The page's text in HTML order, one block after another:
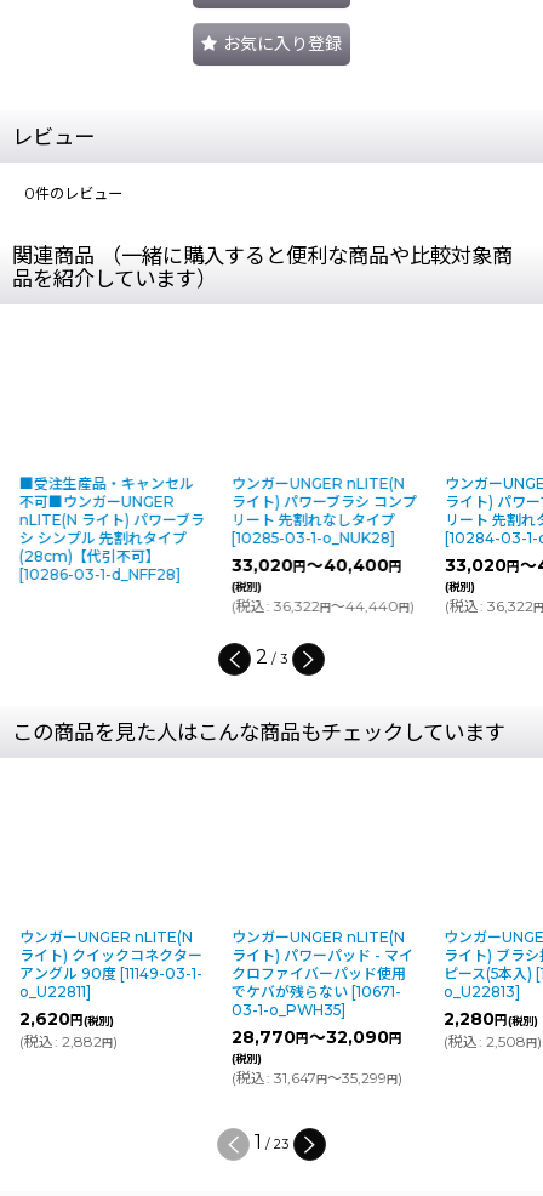
お気に入り登録
レビュー
0件のレビュー
関連商品 （一緒に購入すると便利な商品や比較対象商
品を紹介しています）
■受注生産品・キャンセル
不可■ウンガーUNGER
nLITE(N ライト) パワーブラ
シ シンプル 先割れタイプ
(28cm)【代引不可】
[10286-03-1-d_NFF28]
ウンガーUNGER nLITE(N
ライト) パワーブラシ コンプ
リート 先割れなしタイプ
[10285-03-1-o_NUK28]
33,020円～40,400円
(税別)
(税込: 36,322円～44,440円)
ウンガー
ライト) パワ
リート 先割れ
[10284-03-1-
33,020円
(税別)
(税込: 36,322円
2 / 3
この商品を見た人はこんな商品もチェックしています
ウンガーUNGER nLITE(N
ライト) クイックコネクター
アングル 90度 [11149-03-1-
o_U22811]
2,620円(税別)
(税込: 2,882円)
ウンガーUNGER nLITE(N
ライト) パワーパッド - マイ
クロファイバーパッド使用
でケバが残らない [10671-
03-1-o_PWH35]
28,770円～32,090円
(税別)
(税込: 31,647円～35,299円)
ウンガー
ライト) ブラ
ピース(5本入) [
o_U22813]
2,280円(税別)
(税込: 2,508円)
1 / 23